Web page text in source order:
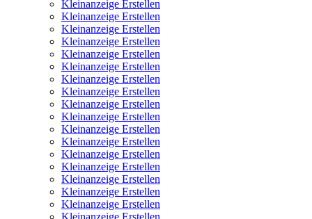
Kleinanzeige Erstellen
Kleinanzeige Erstellen
Kleinanzeige Erstellen
Kleinanzeige Erstellen
Kleinanzeige Erstellen
Kleinanzeige Erstellen
Kleinanzeige Erstellen
Kleinanzeige Erstellen
Kleinanzeige Erstellen
Kleinanzeige Erstellen
Kleinanzeige Erstellen
Kleinanzeige Erstellen
Kleinanzeige Erstellen
Kleinanzeige Erstellen
Kleinanzeige Erstellen
Kleinanzeige Erstellen
Kleinanzeige Erstellen
Kleinanzeige Erstellen